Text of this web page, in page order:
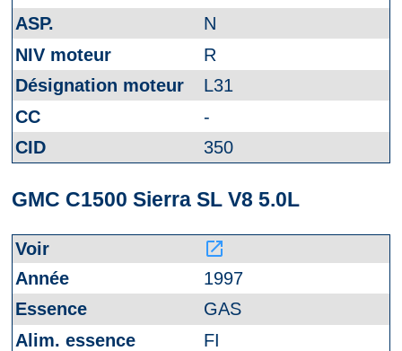
N
R
L31
-
350
GMC C1500 Sierra SL V8 5.0L
launch
1997
GAS
FI